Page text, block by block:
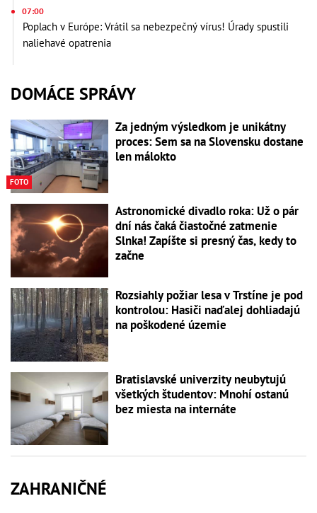
07:00
Poplach v Európe: Vrátil sa nebezpečný vírus! Úrady spustili
naliehavé opatrenia
DOMÁCE SPRÁVY
FOTO
Za jedným výsledkom je unikátny
proces: Sem sa na Slovensku dostane
len málokto
Astronomické divadlo roka: Už o pár
dní nás čaká čiastočné zatmenie
Slnka! Zapíšte si presný čas, kedy to
začne
Rozsiahly požiar lesa v Trstíne je pod
kontrolou: Hasiči naďalej dohliadajú
na poškodené územie
Bratislavské univerzity neubytujú
všetkých študentov: Mnohí ostanú
bez miesta na internáte
ZAHRANIČNÉ